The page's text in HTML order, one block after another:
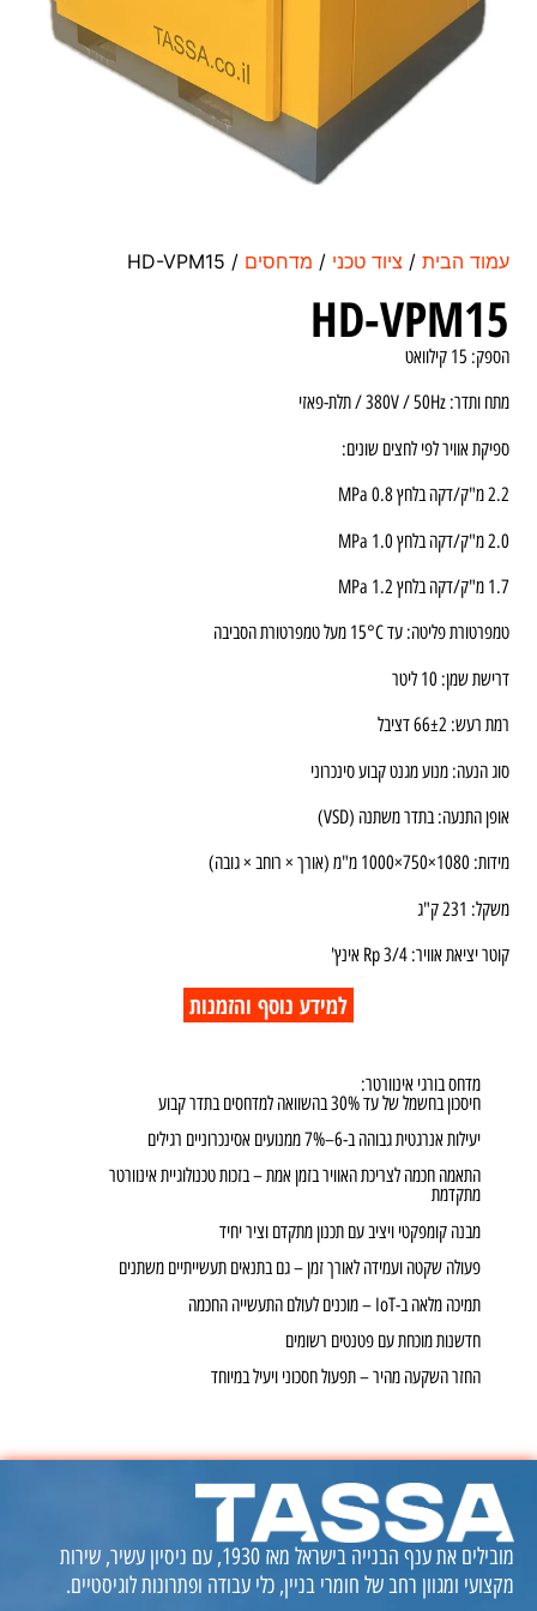
עמוד הבית / ציוד טכני / מדחסים / HD-VPM15
HD-VPM15
הספק: 15 קילוואט
מתח ותדר: 380V / 50Hz / תלת-פאזי
ספיקת אוויר לפי לחצים שונים:
2.2 מ"ק/דקה בלחץ 0.8 MPa
2.0 מ"ק/דקה בלחץ 1.0 MPa
1.7 מ"ק/דקה בלחץ 1.2 MPa
טמפרטורת פליטה: עד 15°C מעל טמפרטורת הסביבה
דרישת שמן: 10 ליטר
רמת רעש: 66±2 דציבל
סוג הנעה: מנוע מגנט קבוע סינכרוני
אופן התנעה: בתדר משתנה (VSD)
מידות: 1080×750×1000 מ"מ (אורך × רוחב × גובה)
משקל: 231 ק"ג
קוטר יציאת אוויר: Rp 3/4 אינץ'
למידע נוסף והזמנות
מדחס בורגי אינוורטר:
חיסכון בחשמל של עד 30% בהשוואה למדחסים בתדר קבוע
יעילות אנרגטית גבוהה ב-6–7% ממנועים אסינכרוניים רגילים
התאמה חכמה לצריכת האוויר בזמן אמת – בזכות טכנולוגיית אינוורטר
מתקדמת
מבנה קומפקטי ויציב עם תכנון מתקדם וציר יחיד
פעולה שקטה ועמידה לאורך זמן – גם בתנאים תעשייתיים משתנים
תמיכה מלאה ב-IoT – מוכנים לעולם התעשייה החכמה
חדשנות מוכחת עם פטנטים רשומים
החזר השקעה מהיר – תפעול חסכוני ויעיל במיוחד
מובילים את ענף הבנייה בישראל מאז 1930, עם ניסיון עשיר, שירות
מקצועי ומגוון רחב של חומרי בניין, כלי עבודה ופתרונות לוגיסטיים.